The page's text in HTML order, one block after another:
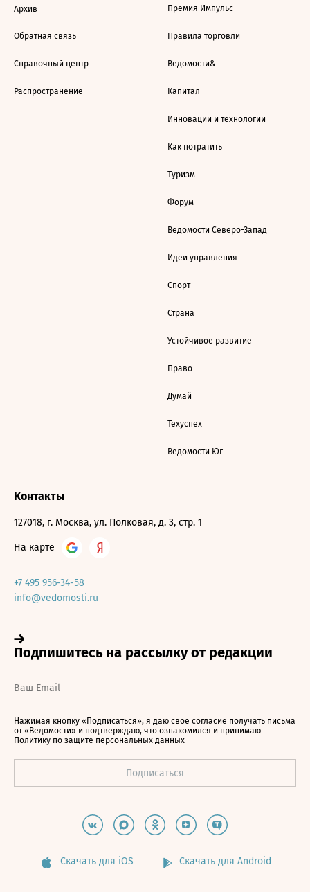
Архив
Обратная связь
Справочный центр
Распространение
Премия Импульс
Правила торговли
Ведомости&
Капитал
Инновации и технологии
Как потратить
Туризм
Форум
Ведомости Северо-Запад
Идеи управления
Спорт
Страна
Устойчивое развитие
Право
Думай
Техуспех
Ведомости Юг
Контакты
127018, г. Москва, ул. Полковая, д. 3, стр. 1
На карте
+7 495 956-34-58
info@vedomosti.ru
Нажимая кнопку «Подписаться», я даю свое согласие получать письма
от «Ведомости» и подтверждаю, что ознакомился и принимаю
Политику по защите персональных данных
Скачать для iOS Скачать для Android